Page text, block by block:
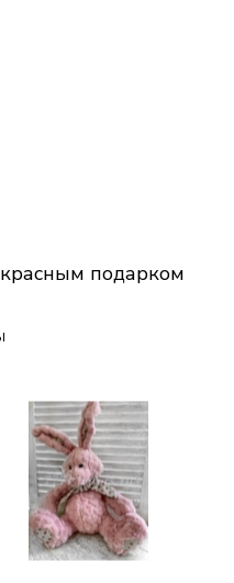
подарком